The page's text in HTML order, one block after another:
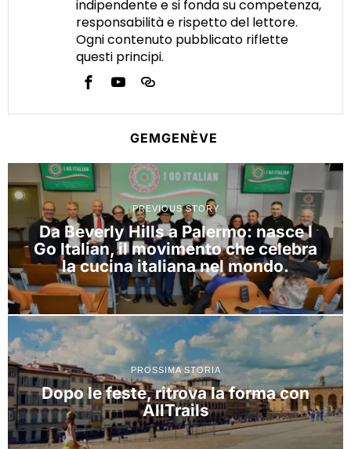
indipendente e si fonda su competenza,
responsabilità e rispetto del lettore.
Ogni contenuto pubblicato riflette
questi principi.
GEMGENÈVE
PREVIOUS STORY
Da Beverly Hills a Palermo: nasce I
Go Italian, il movimento che celebra
la cucina italiana nel mondo.
PROSSIMA STORIA
Dopo le feste, ritrova la forma con
AllTrails